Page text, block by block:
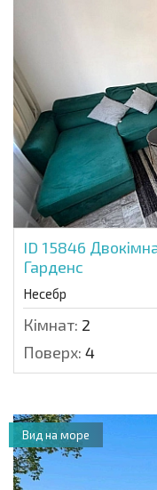
ID 15846
Гарденс
Несебр
Кімнат: 2
Поверх: 4
Вид на море